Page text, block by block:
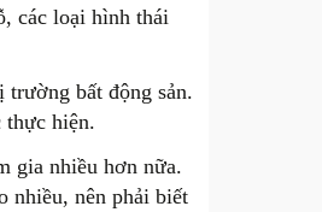
các loại hình thái
trường bất động sản.
thực hiện.
gia nhiều hơn nữa.
nhiều, nên phải biết